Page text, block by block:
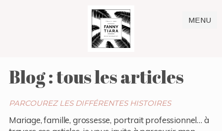
MENU
Blog : tous les articles
PARCOUREZ LES DIFFÉRENTES HISTOIRES
Mariage, famille, grossesse, portrait professionnel… à